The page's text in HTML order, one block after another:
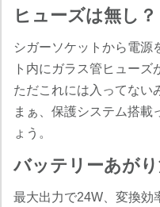
ヒューズは無し？
シガーソケットから電源
ト内にガラス管ヒューズ
ただこれには入ってない
まぁ、保護システム搭載
ょう。
バッテリーあが
最大出力で24W、変換効